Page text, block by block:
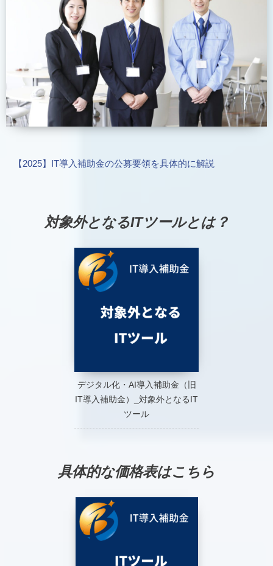
【2025】IT導入補助金の公募要領を具体的に解説
対象外となるITツールとは？
デジタル化・AI導入補助金（旧
IT導入補助金）_対象外となるIT
ツール
具体的な価格表はこちら